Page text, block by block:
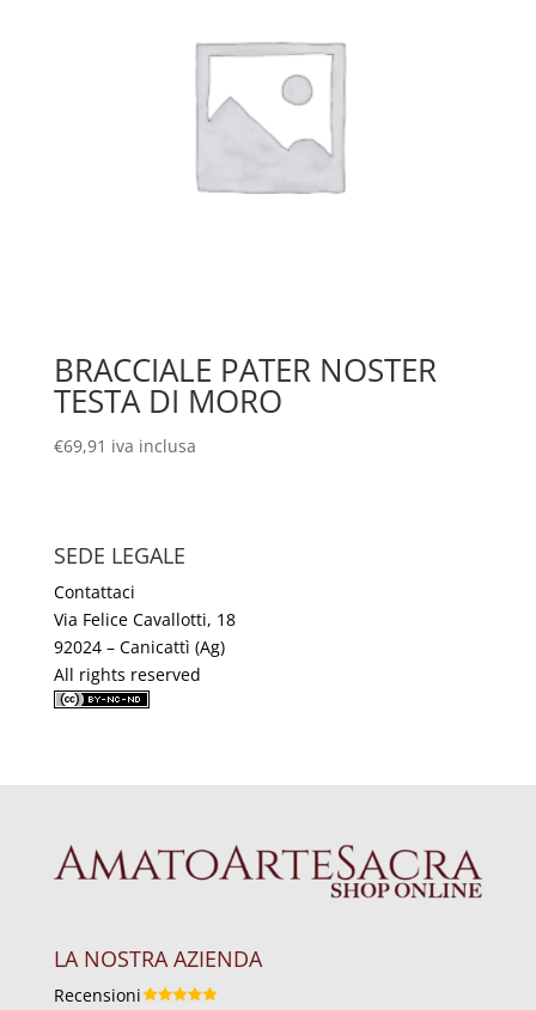
BRACCIALE PATER NOSTER
TESTA DI MORO
€69,91 iva inclusa
SEDE LEGALE
Contattaci
Via Felice Cavallotti, 18
92024 – Canicattì (Ag)
All rights reserved
LA NOSTRA AZIENDA
Recensioni